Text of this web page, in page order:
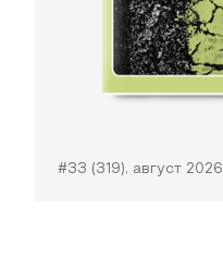
#33 (319), август 2026